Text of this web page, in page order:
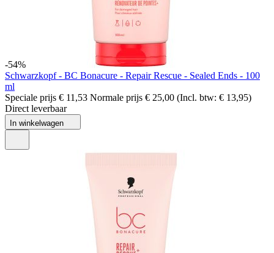
-54%
Schwarzkopf - BC Bonacure - Repair Rescue - Sealed Ends - 100
ml
Speciale prijs € 11,53 Normale prijs € 25,00 (Incl. btw: € 13,95)
Direct leverbaar
In winkelwagen